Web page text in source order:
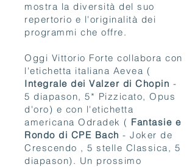
mostra la diversità del suo
repertorio e l'originalità dei
programmi che offre.
Oggi Vittorio Forte collabora con
l'etichetta italiana Aevea (
Integrale dei Valzer di Chopin -
5 diapason, 5* Pizzicato, Opus
d'oro) e con l'etichetta
americana Odradek ( Fantasie e
Rondo di CPE Bach - Joker de
Crescendo , 5 stelle Classica, 5
diapason). Un prossimo